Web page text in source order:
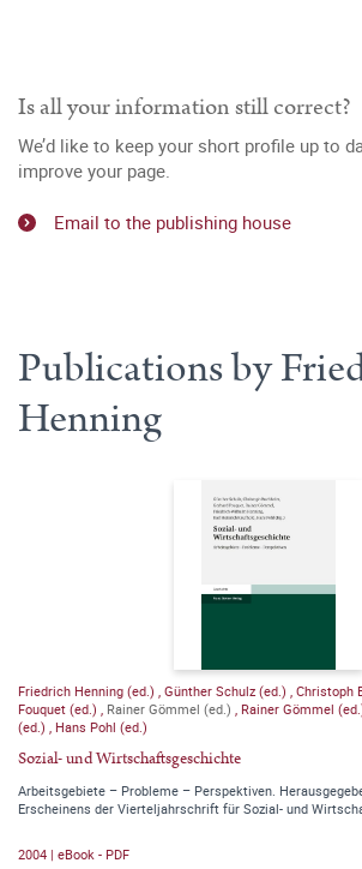
Is all your information still correct?
We’d like to keep your short profile up to
improve your page.
Email to the publishing house
Publications by
Henning
Friedrich Henning (ed.) Günther Schulz (ed.) Christoph
Fouquet (ed.)
Rainer Gömmel (ed.) Rainer Gömmel
(ed.)
Hans Pohl (ed.)
Sozial- und Wirtschaftsgeschichte
Arbeitsgebiete – Probleme – Perspektiven.
Erscheinens der Vierteljahrschrift für Sozial- und
2004 | eBook - PDF